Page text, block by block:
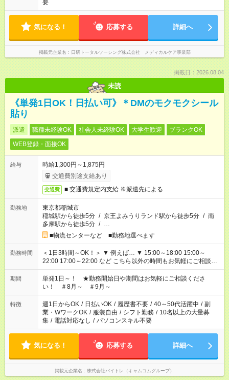
要
気になる！ 応募する 詳細へ
掲載元企業名 日研トータルソーシング株式会社 メディカルケア事業部
掲載日：2026.08.04
未読
《単発1日OK！日払い可》＊DMのモクモクシール
貼り
派遣 職種未経験OK 社会人未経験OK 大学生歓迎
ブランクOK
WEB登録・面接OK
給与
時給1,300円～1,875円
交通費別途支給あり
交通費 ■ 交通費規定内支給 ※派遣先による
勤務地
東京都稲城市
稲城駅から徒歩5分 / 京王よみうりランド駅から徒歩5分 / 南
多摩駅から徒歩5分 / …
■物流センターなど ■勤務地選べます
勤務時間
＜1日3時間～OK！＞ ▼ 例えば… ▼ 15:00～18:00 15:00～
22:00 17:00～22:00 など こちら以外の時間もお気軽にご相談く
ださい！
期間
単発1日～！ ★勤務開始日や期間はお気軽にご相談くださ
い！ ＃8月～ ＃9月～
特徴 週1日からOK / 日払いOK / 履歴書不要 / 40～50代活躍中 / 副
業・WワークOK / 服装自由 / シフト勤務 / 10名以上の大量募
集 / 電話対応なし / パソコンスキル不要
気になる！ 応募する 詳細へ
掲載元企業名 株式会社バイトレ（キャムコムグループ）